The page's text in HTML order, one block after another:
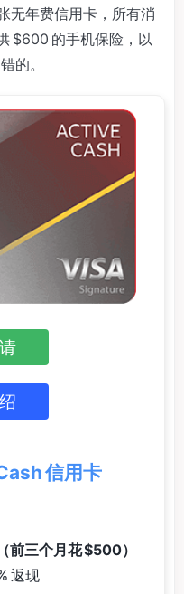
无年费信用卡，所有消
$600 的手机保险，以
的。
信用卡
前三个月花 $500）
返现